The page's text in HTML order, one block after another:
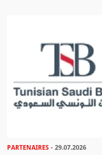
PARTENAIRES- 29.07.2026